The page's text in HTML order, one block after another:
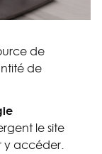
de
de
le site
y accéder.